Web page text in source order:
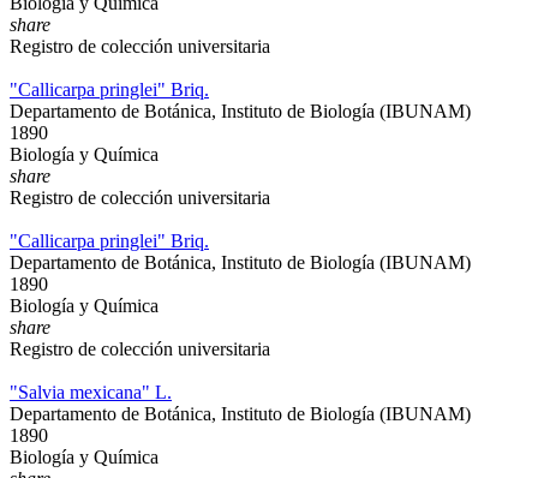
share
Registro de colección universitaria
"Callicarpa pringlei" Briq.
Departamento de Botánica, Instituto de Biología (IBUNAM)
1890
Biología y Química
share
Registro de colección universitaria
"Callicarpa pringlei" Briq.
Departamento de Botánica, Instituto de Biología (IBUNAM)
1890
Biología y Química
share
Registro de colección universitaria
"Salvia mexicana" L.
Departamento de Botánica, Instituto de Biología (IBUNAM)
1890
Biología y Química